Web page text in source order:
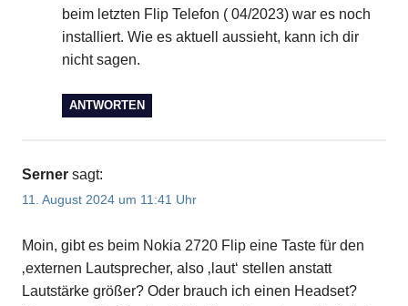
beim letzten Flip Telefon ( 04/2023) war es noch
installiert. Wie es aktuell aussieht, kann ich dir
nicht sagen.
ANTWORTEN
Serner sagt:
11. August 2024 um 11:41 Uhr
Moin, gibt es beim Nokia 2720 Flip eine Taste für den
‚externen Lautsprecher, also ‚laut‘ stellen anstatt
Lautstärke größer? Oder brauch ich einen Headset?